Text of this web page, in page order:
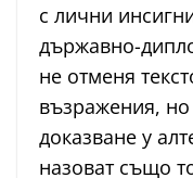
с лични
държавно-
не отменя
възражения, но
доказване у
назоват също